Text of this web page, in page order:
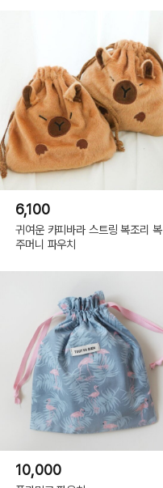
6,100
귀여운 카피바라 스트링 복조리 복
주머니 파우치
10,000